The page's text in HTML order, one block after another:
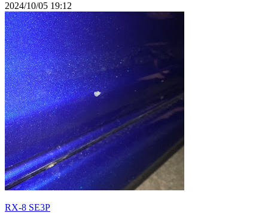
2024/10/05 19:12
RX-8 SE3P